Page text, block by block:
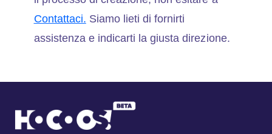
Contattaci. Siamo lieti di fornirti
assistenza e indicarti la giusta direzione.